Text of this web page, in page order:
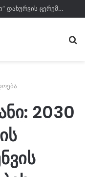
კოჯორში პროექტის – „ჯარის ბანაკი“ დახურვის ცერემონია გაიმართა
2030